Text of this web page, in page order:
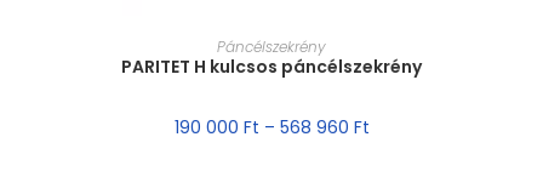
MÉRET VÁLASZTÁSA
Páncélszekrény
PARITET H kulcsos páncélszekrény
190 000 Ft – 568 960 Ft